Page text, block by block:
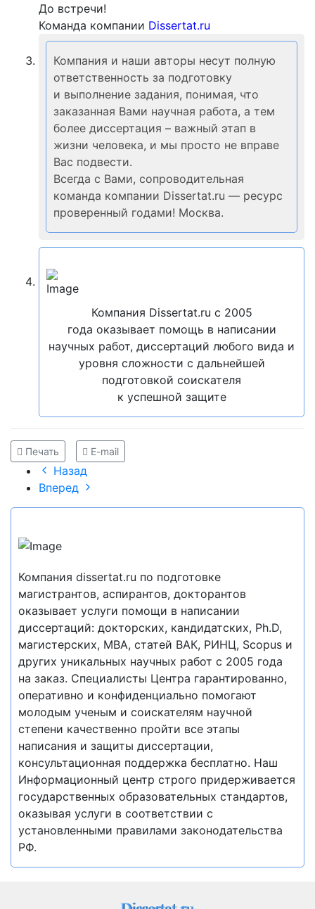
До встречи!
Команда компании Dissertat.ru
Компания и наши авторы несут полную
ответственность за подготовку
и выполнение задания, понимая, что
заказанная Вами научная работа, а тем
более диссертация – важный этап в
жизни человека, и мы просто не вправе
Вас подвести.
Всегда с Вами, сопроводительная
команда компании Dissertat.ru — ресурс
проверенный годами! Москва.
Компания Dissertat.ru c 2005
года оказывает помощь в написании
научных работ, диссертаций любого вида и
уровня сложности с дальнейшей
подготовкой соискателя
к успешной защите
Печать E-mail
Назад
Вперед
Компания dissertat.ru по подготовке
магистрантов, аспирантов, докторантов
оказывает услуги помощи в написании
диссертаций: докторских, кандидатских, Ph.D,
магистерских, MBA, статей ВАК, РИНЦ, Scopus и
других уникальных научных работ с 2005 года
на заказ. Специалисты Центра гарантированно,
оперативно и конфиденциально помогают
молодым ученым и соискателям научной
степени качественно пройти все этапы
написания и защиты диссертации,
консультационная поддержка бесплатно. Наш
Информационный центр строго придерживается
государственных образовательных стандартов,
оказывая услуги в соответствии с
установленными правилами законодательства
РФ.